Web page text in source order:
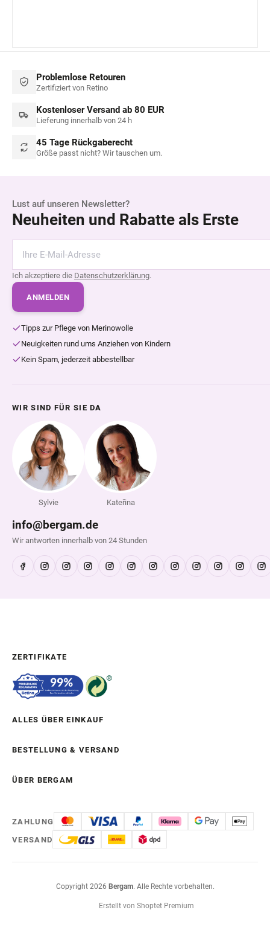
Problemlose Retouren
Zertifiziert von Retino
Kostenloser Versand ab 80 EUR
Lieferung innerhalb von 24 h
45 Tage Rückgaberecht
Größe passt nicht? Wir tauschen um.
Lust auf unseren Newsletter?
Neuheiten und Rabatte als Erste
Ich akzeptiere die Datenschutzerklärung.
ANMELDEN
Tipps zur Pflege von Merinowolle
Neuigkeiten rund ums Anziehen von Kindern
Kein Spam, jederzeit abbestellbar
WIR SIND FÜR SIE DA
Sylvie Kateřina
info@bergam.de
Wir antworten innerhalb von 24 Stunden
ZERTIFIKATE
ALLES ÜBER EINKAUF
BESTELLUNG & VERSAND
ÜBER BERGAM
ZAHLUNG
VERSAND
Erstellt von Shoptet Premium
Copyright 2026 Bergam. Alle Rechte vorbehalten.